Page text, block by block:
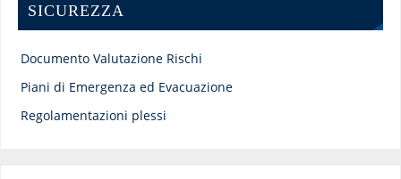
SICUREZZA
Documento Valutazione Rischi
Piani di Emergenza ed Evacuazione
Regolamentazioni plessi